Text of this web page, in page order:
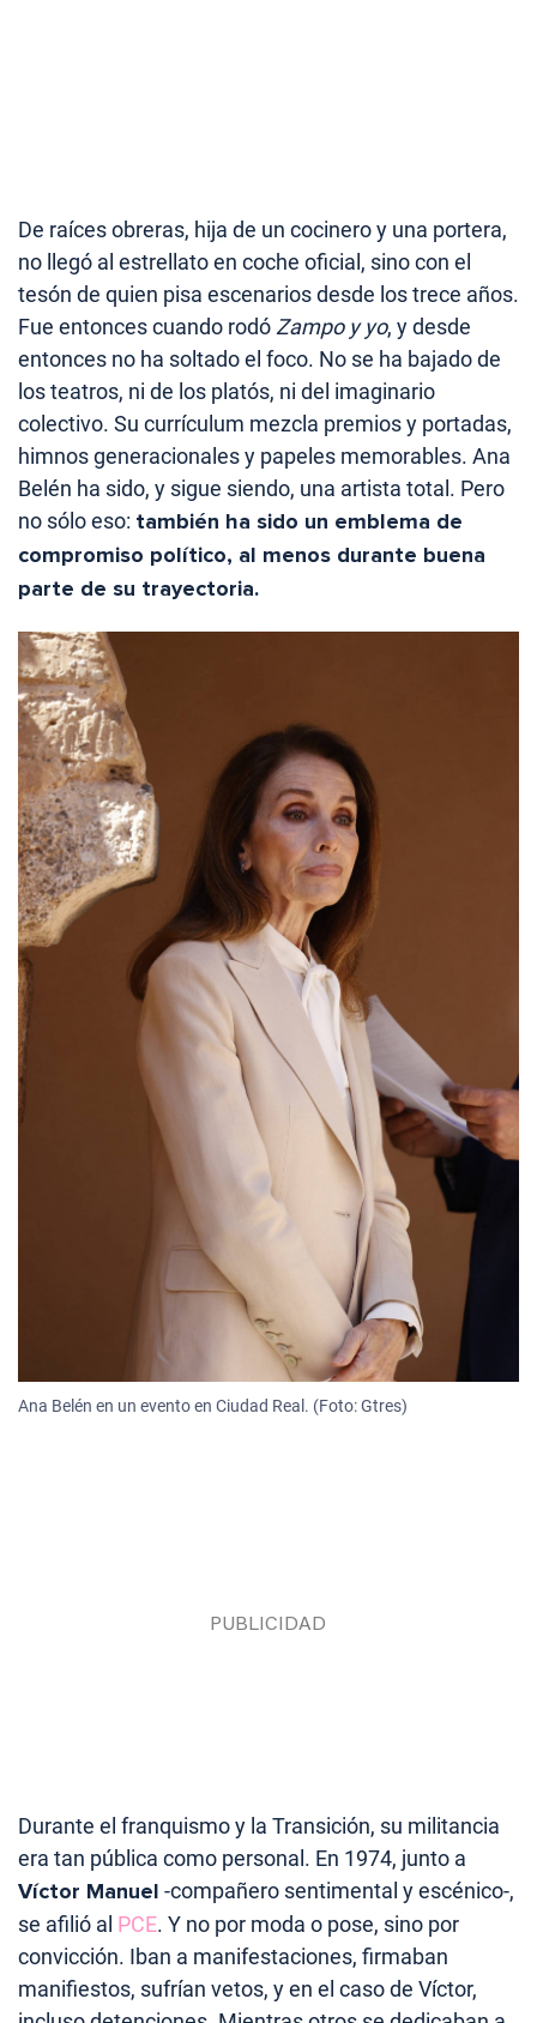
De raíces obreras, hija de un cocinero y una portera,
no llegó al estrellato en coche oficial, sino con el
tesón de quien pisa escenarios desde los trece años.
Fue entonces cuando rodó Zampo y yo, y desde
entonces no ha soltado el foco. No se ha bajado de
los teatros, ni de los platós, ni del imaginario
colectivo. Su currículum mezcla premios y portadas,
himnos generacionales y papeles memorables. Ana
Belén ha sido, y sigue siendo, una artista total. Pero
no sólo eso: también ha sido un emblema de
compromiso político, al menos durante buena
parte de su trayectoria.
Ana Belén en un evento en Ciudad Real. (Foto: Gtres)
Durante el franquismo y la Transición, su militancia
era tan pública como personal. En 1974, junto a
Víctor Manuel -compañero sentimental y escénico-,
se afilió al PCE. Y no por moda o pose, sino por
convicción. Iban a manifestaciones, firmaban
manifiestos, sufrían vetos, y en el caso de Víctor,